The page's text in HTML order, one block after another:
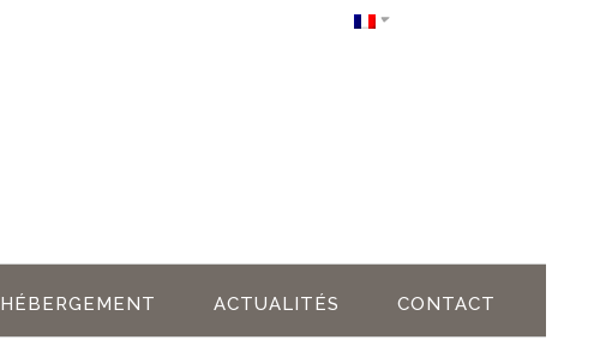
HÉBERGEMENT ACTUALITÉS CONTACT